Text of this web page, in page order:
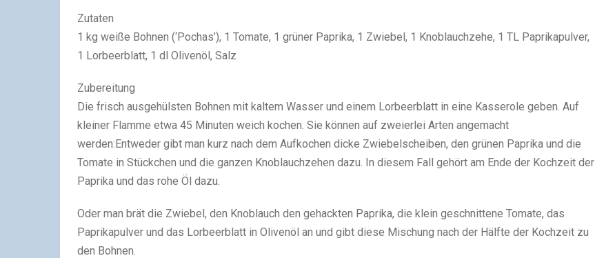
Zutaten
1 kg weiße Bohnen (‘Pochas’), 1 Tomate, 1 grüner Paprika, 1 Zwiebel, 1 Knoblauchzehe, 1 TL Paprikapulver,
1 Lorbeerblatt, 1 dl Olivenöl, Salz
Zubereitung
Die frisch ausgehülsten Bohnen mit kaltem Wasser und einem Lorbeerblatt in eine Kasserole geben. Auf
kleiner Flamme etwa 45 Minuten weich kochen. Sie können auf zweierlei Arten angemacht
werden:Entweder gibt man kurz nach dem Aufkochen dicke Zwiebelscheiben, den grünen Paprika und die
Tomate in Stückchen und die ganzen Knoblauchzehen dazu. In diesem Fall gehört am Ende der Kochzeit der
Paprika und das rohe Öl dazu.
Oder man brät die Zwiebel, den Knoblauch den gehackten Paprika, die klein geschnittene Tomate, das
Paprikapulver und das Lorbeerblatt in Olivenöl an und gibt diese Mischung nach der Hälfte der Kochzeit zu
den Bohnen.